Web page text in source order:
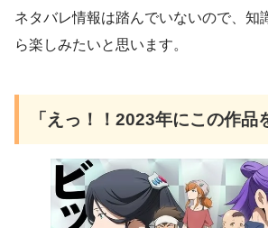
ネタバレ情報は踏んでいないので、知
ら楽しみたいと思います。
「えっ！！2023年にこの作品